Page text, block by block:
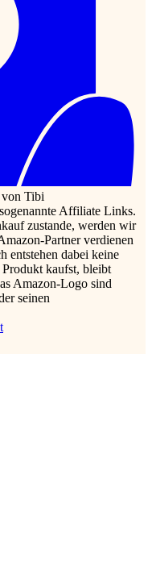
Tibi
Affiliate Links.
zustande, werden wir
Partner verdienen
entstehen dabei keine
kaufst, bleibt
Amazon-Logo sind
seinen